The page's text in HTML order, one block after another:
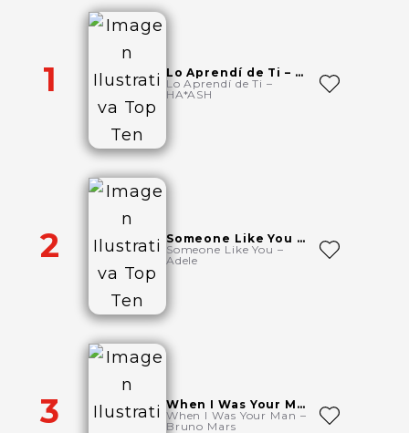
1
Lo Aprendí de Ti – HA*ASH
Lo Aprendí de Ti –
HA*ASH
2
Someone Like You – Adele
Someone Like You –
Adele
3
When I Was Your Man – Bruno Mars
When I Was Your Man –
Bruno Mars